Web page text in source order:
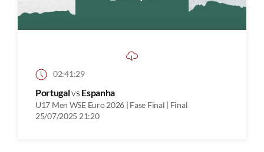
02:41:29
Portugalvs Espanha
U17 Men WSE Euro 2026 | Fase Final | Final
25/07/2025 21:20